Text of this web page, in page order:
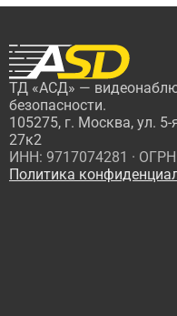
ТД «АСД» —
безопасности.
105275, г. Москва, ул.
27к2
ИНН: 9717074281 ·
Политика